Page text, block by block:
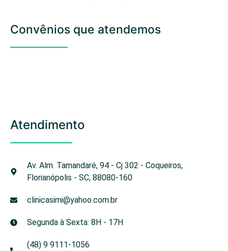
Convênios que atendemos
Atendimento
Av. Alm. Tamandaré, 94 - Cj 302 - Coqueiros,
Florianópolis - SC, 88080-160
clinicasimi@yahoo.com.br
Segunda à Sexta: 8H - 17H
(48) 9 9111-1056